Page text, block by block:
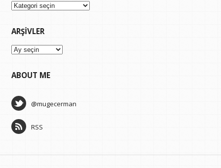
Kategoriler
ARŞIVLER
Arşivler
ABOUT ME
@mugecerman
RSS